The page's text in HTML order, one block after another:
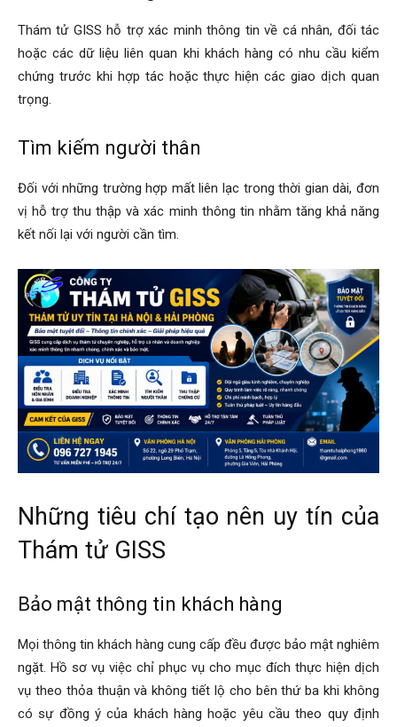
Giss
Thám tử GISS hỗ trợ xác minh thông tin về cá nhân, đối tác
hoặc các dữ liệu liên quan khi khách hàng có nhu cầu kiểm
chứng trước khi hợp tác hoặc thực hiện các giao dịch quan
trọng.
Tìm kiếm người thân
Đối với những trường hợp mất liên lạc trong thời gian dài, đơn
vị hỗ trợ thu thập và xác minh thông tin nhằm tăng khả năng
kết nối lại với người cần tìm.
Những tiêu chí tạo nên uy tín của
Thám tử GISS
Bảo mật thông tin khách hàng
Mọi thông tin khách hàng cung cấp đều được bảo mật nghiêm
ngặt. Hồ sơ vụ việc chỉ phục vụ cho mục đích thực hiện dịch
vụ theo thỏa thuận và không tiết lộ cho bên thứ ba khi không
có sự đồng ý của khách hàng hoặc yêu cầu theo quy định